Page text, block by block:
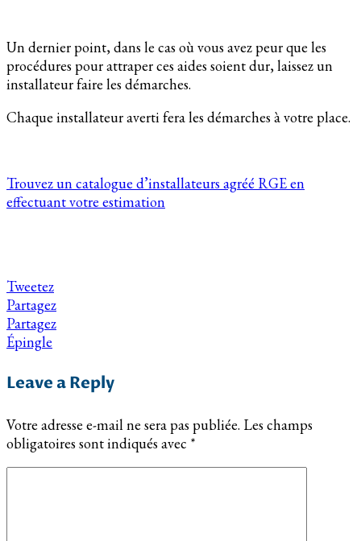
Un dernier point, dans le cas où vous avez peur que les
procédures pour attraper ces aides soient dur, laissez un
installateur faire les démarches.
Chaque installateur averti fera les démarches à votre place.
Trouvez un catalogue d’installateurs agréé RGE en
effectuant votre estimation
Tweetez
Partagez
Partagez
Épingle
Leave a Reply
Votre adresse e-mail ne sera pas publiée. Les champs
obligatoires sont indiqués avec *